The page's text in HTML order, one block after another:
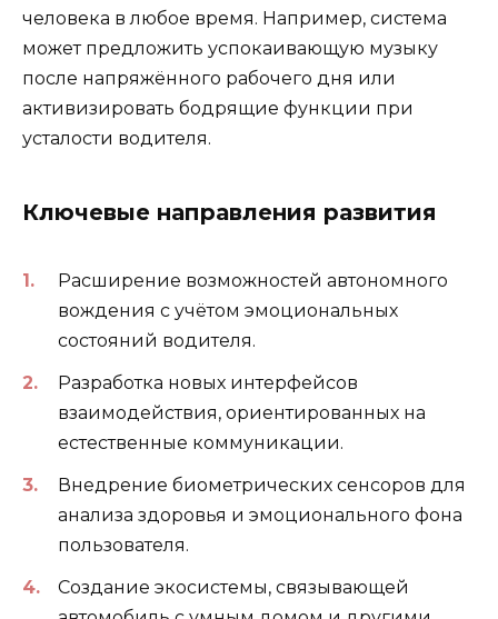
человека в любое время. Например, система
может предложить успокаивающую музыку
после напряжённого рабочего дня или
активизировать бодрящие функции при
усталости водителя.
Ключевые направления развития
Расширение возможностей автономного
вождения с учётом эмоциональных
состояний водителя.
Разработка новых интерфейсов
взаимодействия, ориентированных на
естественные коммуникации.
Внедрение биометрических сенсоров для
анализа здоровья и эмоционального фона
пользователя.
Создание экосистемы, связывающей